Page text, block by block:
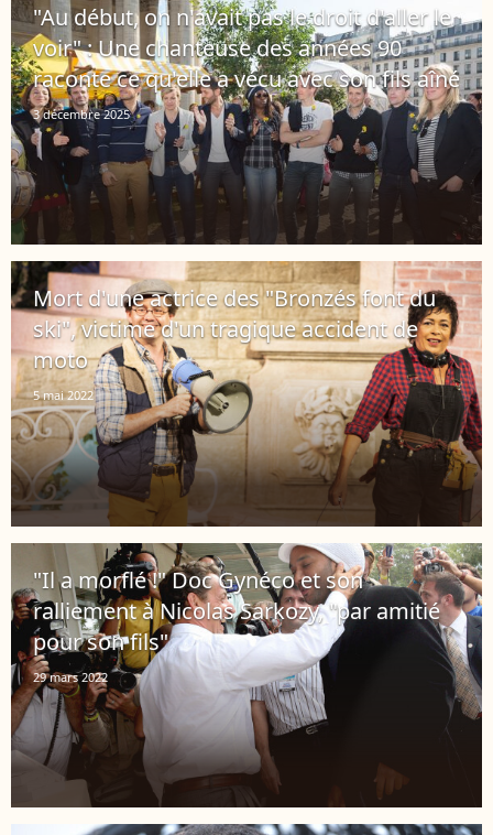
"Au début, on n'avait pas le droit d'aller le
voir" : Une chanteuse des années 90
raconte ce qu'elle a vécu avec son fils aîné
3 décembre 2025
Mort d'une actrice des "Bronzés font du
ski", victime d'un tragique accident de
moto
5 mai 2022
"Il a morflé !" Doc Gynéco et son
ralliement à Nicolas Sarkozy, "par amitié
pour son fils"
29 mars 2022